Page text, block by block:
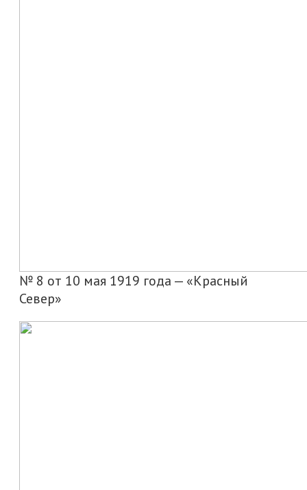
№ 8 от 10 мая 1919 года — «Красный
Север»